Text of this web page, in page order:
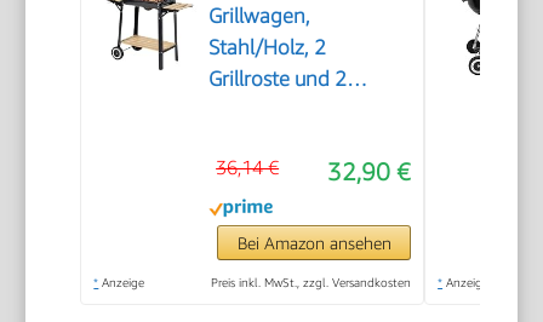
Grillwagen,
Stahl/Holz, 2
Grillroste und 2
Räder, Windschutz,
grün (grün)
32,90 €
36,14 €
Bei Amazon ansehen
* Anzeige Preis inkl. MwSt., zzgl. Versandkosten * Anzeige